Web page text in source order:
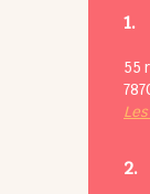
1.
55
2.